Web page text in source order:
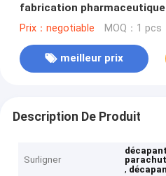
fabrication
Prix：negotiable MOQ：1 pcs
meilleur prix
Description De Produit
Surligner
,